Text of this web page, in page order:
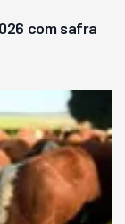
com safra